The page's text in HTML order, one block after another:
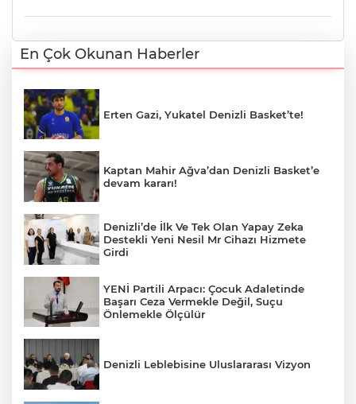
En Çok Okunan Haberler
Erten Gazi, Yukatel Denizli Basket’te!
Kaptan Mahir Ağva’dan Denizli Basket’e
devam kararı!
Denizli’de İlk Ve Tek Olan Yapay Zeka
Destekli Yeni Nesil Mr Cihazı Hizmete
Girdi
YENİ Partili Arpacı: Çocuk Adaletinde
Başarı Ceza Vermekle Değil, Suçu
Önlemekle Ölçülür
Denizli Leblebisine Uluslararası Vizyon